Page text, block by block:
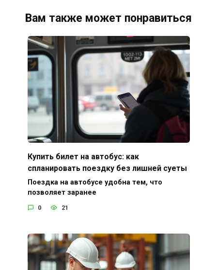
Вам также может понравиться
Купить билет на автобус: как
спланировать поездку без лишней суеты
Поездка на автобусе удобна тем, что
позволяет заранее
0 21